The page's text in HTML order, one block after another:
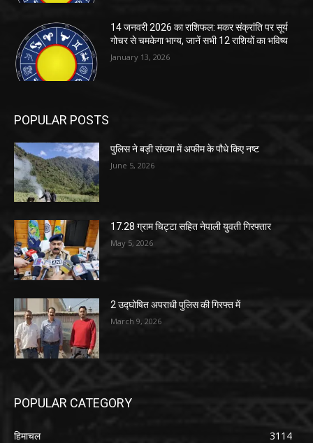
14 जनवरी 2026 का राशिफल: मकर संक्रांति पर सूर्य
गोचर से चमकेगा भाग्य, जानें सभी 12 राशियों का भविष्य
January 13, 2026
POPULAR POSTS
पुलिस ने बड़ी संख्या में अफीम के पौधे किए नष्ट
June 5, 2026
17.28 ग्राम चिट्टा सहित नेपाली युवती गिरफ्तार
May 5, 2026
2 उद्घोषित अपराधी पुलिस की गिरफ्त में
March 9, 2026
POPULAR CATEGORY
हिमाचल
3114